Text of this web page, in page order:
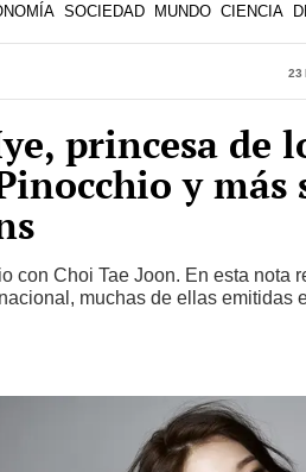
SOCIEDAD MUNDO CIENCIA
23
princesa de
y más
con Choi Tae Joon. En esta nota
muchas de ellas emitidas